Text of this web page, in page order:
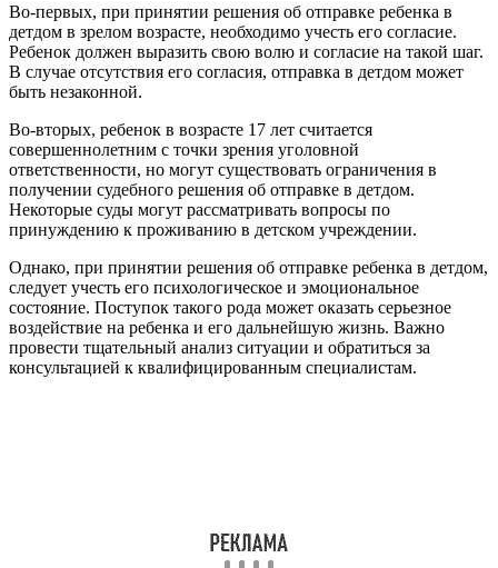
Во-первых, при принятии решения об отправке ребенка в
детдом в зрелом возрасте, необходимо учесть его согласие.
Ребенок должен выразить свою волю и согласие на такой шаг.
В случае отсутствия его согласия, отправка в детдом может
быть незаконной.
Во-вторых, ребенок в возрасте 17 лет считается
совершеннолетним с точки зрения уголовной
ответственности, но могут существовать ограничения в
получении судебного решения об отправке в детдом.
Некоторые суды могут рассматривать вопросы по
принуждению к проживанию в детском учреждении.
Однако, при принятии решения об отправке ребенка в детдом,
следует учесть его психологическое и эмоциональное
состояние. Поступок такого рода может оказать серьезное
воздействие на ребенка и его дальнейшую жизнь. Важно
провести тщательный анализ ситуации и обратиться за
консультацией к квалифицированным специалистам.